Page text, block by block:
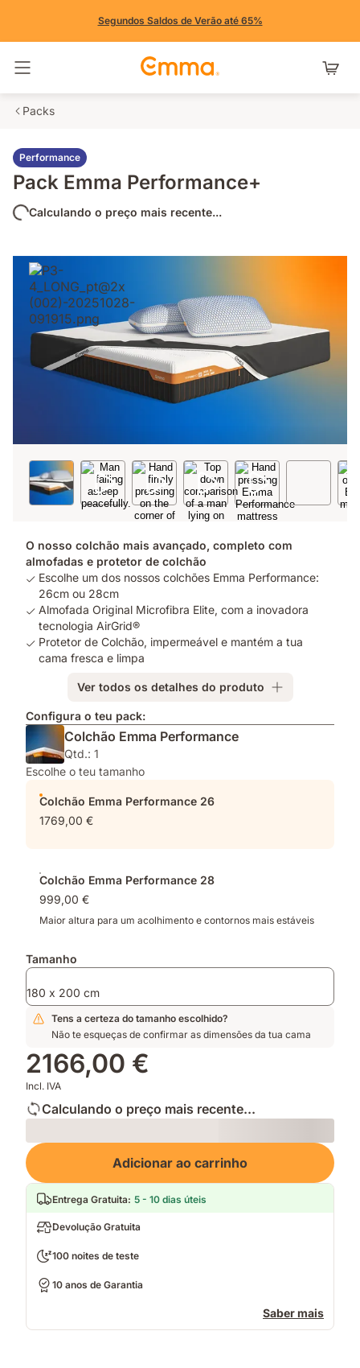
Segundos Saldos de Verão até 65%
Packs
Performance
Pack Emma Performance+
Calculando o preço mais recente...
O nosso colchão mais avançado, completo com
almofadas e protetor de colchão
Escolhe um dos nossos colchões Emma Performance:
26cm ou 28cm
Almofada Original Microfibra Elite, com a inovadora
tecnologia AirGrid®
Protetor de Colchão, impermeável e mantém a tua
cama fresca e limpa
Ver todos os detalhes do produto
Configura o teu pack:
Colchão Emma Performance
Qtd.: 1
Escolhe o teu tamanho
Colchão Emma Performance 26
1769,00 €
Colchão Emma Performance 28
999,00 €
Maior altura para um acolhimento e contornos mais estáveis
Tamanho
180 x 200 cm
Tens a certeza do tamanho escolhido?
Não te esqueças de confirmar as dimensões da tua cama
2166,00 €
Incl. IVA
Calculando o preço mais recente...
Loading
Adicionar ao carrinho
Entrega Gratuita: 5 - 10 dias úteis
Devolução Gratuita
100 noites de teste
10 anos de Garantia
Saber mais